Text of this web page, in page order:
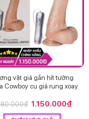
vật giả gắn hít tường
Cowboy cu giả rung xoay
₫ Giá
là:
1.150.000₫Giá